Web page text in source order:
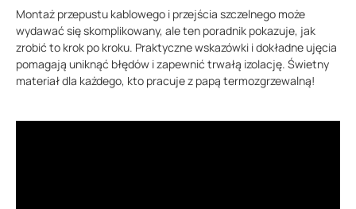
Montaż przepustu kablowego i przejścia szczelnego może
wydawać się skomplikowany, ale ten poradnik pokazuje, jak
zrobić to krok po kroku. Praktyczne wskazówki i dokładne ujęcia
pomagają uniknąć błędów i zapewnić trwałą izolację. Świetny
materiał dla każdego, kto pracuje z papą termozgrzewalną!